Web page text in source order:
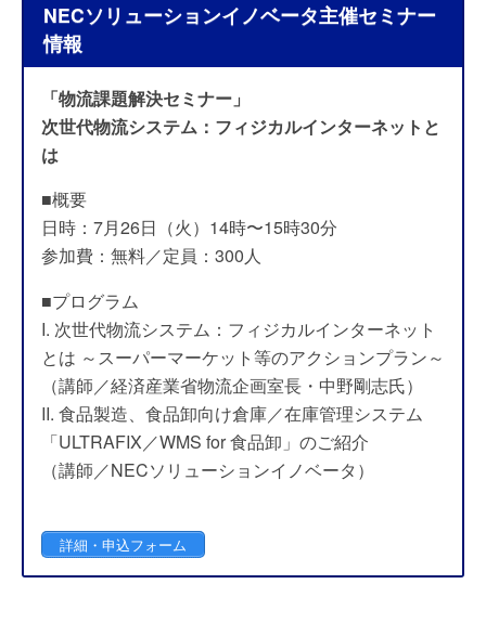
NECソリューションイノベータ主催セミナー
情報
「物流課題解決セミナー」
次世代物流システム：フィジカルインターネットと
は
■概要
日時：7月26日（火）14時〜15時30分
参加費：無料／定員：300人
■プログラム
I. 次世代物流システム：フィジカルインターネット
とは ～スーパーマーケット等のアクションプラン～
（講師／経済産業省物流企画室長・中野剛志氏）
II. 食品製造、食品卸向け倉庫／在庫管理システム
「ULTRAFIX／WMS for 食品卸」のご紹介
（講師／NECソリューションイノベータ）
詳細・申込フォーム